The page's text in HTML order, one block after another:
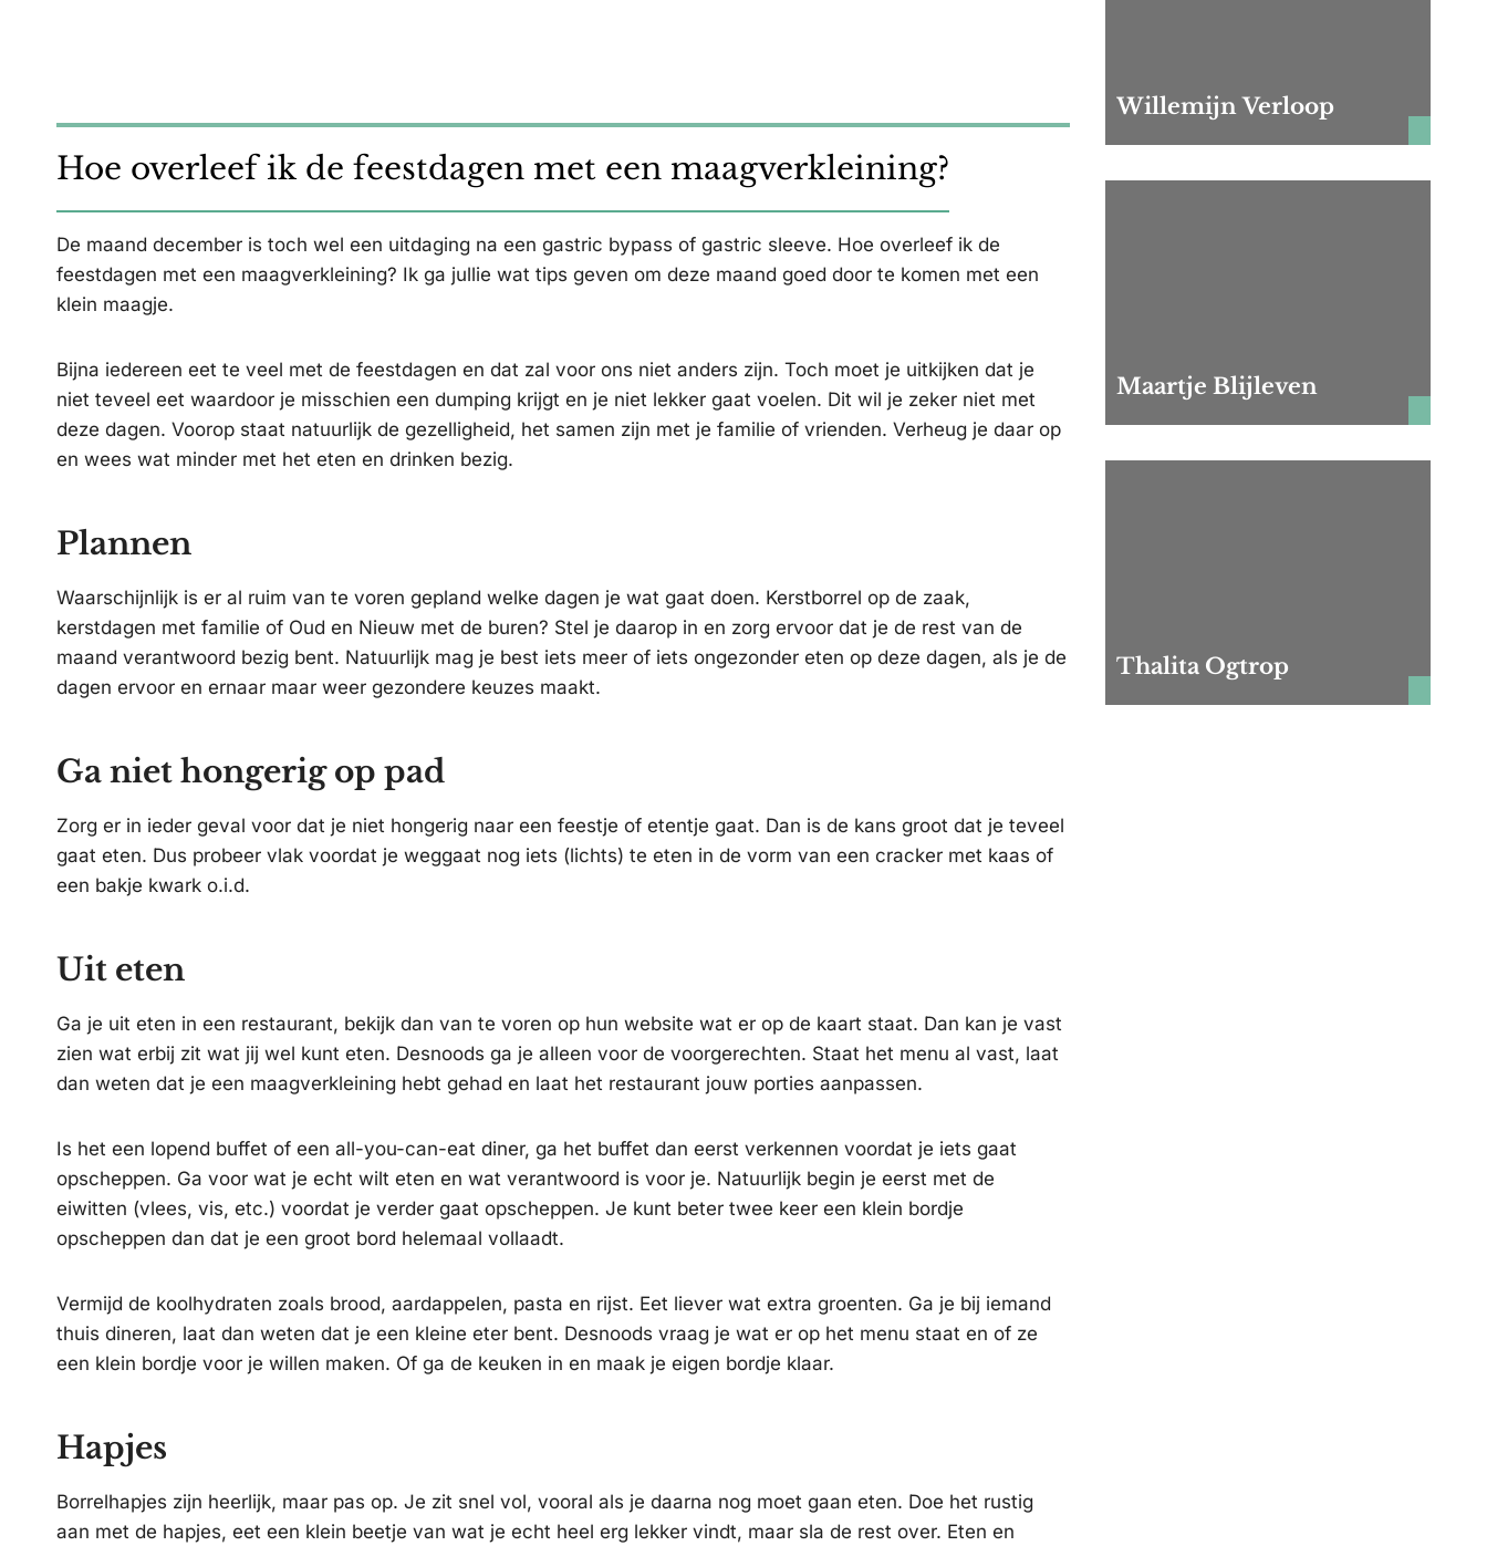
Hoe overleef ik de feestdagen met een maagverkleining?
De maand december is toch wel een uitdaging na een gastric bypass of gastric sleeve. Hoe overleef ik de
feestdagen met een maagverkleining? Ik ga jullie wat tips geven om deze maand goed door te komen met een
klein maagje.
Bijna iedereen eet te veel met de feestdagen en dat zal voor ons niet anders zijn. Toch moet je uitkijken dat je
niet teveel eet waardoor je misschien een dumping krijgt en je niet lekker gaat voelen. Dit wil je zeker niet met
deze dagen. Voorop staat natuurlijk de gezelligheid, het samen zijn met je familie of vrienden. Verheug je daar op
en wees wat minder met het eten en drinken bezig.
Plannen
Waarschijnlijk is er al ruim van te voren gepland welke dagen je wat gaat doen. Kerstborrel op de zaak,
kerstdagen met familie of Oud en Nieuw met de buren? Stel je daarop in en zorg ervoor dat je de rest van de
maand verantwoord bezig bent. Natuurlijk mag je best iets meer of iets ongezonder eten op deze dagen, als je de
dagen ervoor en ernaar maar weer gezondere keuzes maakt.
Ga niet hongerig op pad
Zorg er in ieder geval voor dat je niet hongerig naar een feestje of etentje gaat. Dan is de kans groot dat je teveel
gaat eten. Dus probeer vlak voordat je weggaat nog iets (lichts) te eten in de vorm van een cracker met kaas of
een bakje kwark o.i.d.
Uit eten
Ga je uit eten in een restaurant, bekijk dan van te voren op hun website wat er op de kaart staat. Dan kan je vast
zien wat erbij zit wat jij wel kunt eten. Desnoods ga je alleen voor de voorgerechten. Staat het menu al vast, laat
dan weten dat je een maagverkleining hebt gehad en laat het restaurant jouw porties aanpassen.
Is het een lopend buffet of een all-you-can-eat diner, ga het buffet dan eerst verkennen voordat je iets gaat
opscheppen. Ga voor wat je echt wilt eten en wat verantwoord is voor je. Natuurlijk begin je eerst met de
eiwitten (vlees, vis, etc.) voordat je verder gaat opscheppen. Je kunt beter twee keer een klein bordje
opscheppen dan dat je een groot bord helemaal vollaadt.
Vermijd de koolhydraten zoals brood, aardappelen, pasta en rijst. Eet liever wat extra groenten. Ga je bij iemand
thuis dineren, laat dan weten dat je een kleine eter bent. Desnoods vraag je wat er op het menu staat en of ze
een klein bordje voor je willen maken. Of ga de keuken in en maak je eigen bordje klaar.
Hapjes
Borrelhapjes zijn heerlijk, maar pas op. Je zit snel vol, vooral als je daarna nog moet gaan eten. Doe het rustig
aan met de hapjes, eet een klein beetje van wat je echt heel erg lekker vindt, maar sla de rest over. Eten en
Willemijn Verloop
Maartje Blijleven
Thalita Ogtrop